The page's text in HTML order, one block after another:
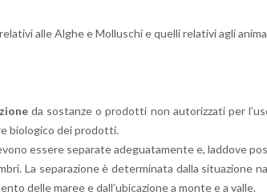
alle Alghe e Mol­lu­schi e quel­li re­la­ti­vi agli
da so­stan­ze o pro­dot­ti non au­to­riz­za­ti per
bio­lo­g­i­co dei pro­dot­ti.
es­se­re se­pa­ra­te ade­gua­ta­men­te e, lad­do­ve
La se­pa­ra­zio­ne è de­ter­mi­na­ta dalla si­tua­zio­ne
delle maree e dal­l’u­bi­ca­zio­ne a monte e a valle.